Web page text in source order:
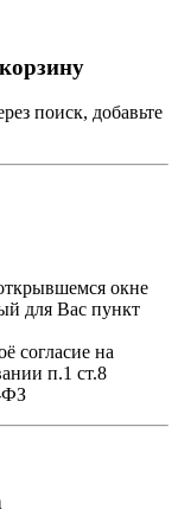
поиск, добавьте
окне
для Вас пункт
согласие на
п.1 ст.8
ФЗ